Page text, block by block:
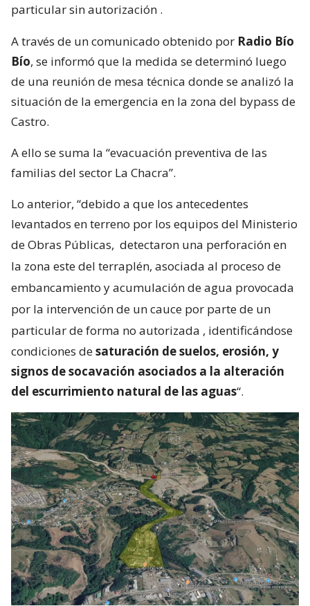
particular sin autorización .
A través de un comunicado obtenido por Radio Bío
Bío, se informó que la medida se determinó luego
de una reunión de mesa técnica donde se analizó la
situación de la emergencia en la zona del bypass de
Castro.
A ello se suma la “evacuación preventiva de las
familias del sector La Chacra”.
Lo anterior, “debido a que los antecedentes
levantados en terreno por los equipos del Ministerio
de Obras Públicas, detectaron una perforación en
la zona este del terraplén, asociada al proceso de
embancamiento y acumulación de agua provocada
por la intervención de un cauce por parte de un
particular de forma no autorizada , identificándose
condiciones desaturación de suelos, erosión, y
signos de socavación asociados a la alteración
del escurrimiento natural de las aguas“.